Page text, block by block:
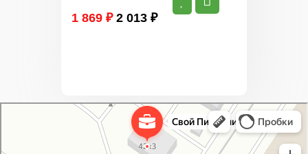
1 869 ₽ 2 013 ₽
Питомник растений в Москве
Садовый центр в Москве